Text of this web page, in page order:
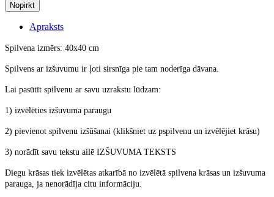
Nopirkt
Apraksts
Spilvena izmērs: 40x40 cm
Spilvens ar izšuvumu ir ļoti sirsnīga pie tam noderīga dāvana.
Lai pasūtīt spilvenu ar savu uzrakstu lūdzam:
1) izvēlēties izšuvuma paraugu
2) pievienot spilvenu izšūšanai (klikšniet uz pspilvenu un izvēlējiet krāsu)
3) norādīt savu tekstu ailē IZŠUVUMA TEKSTS
Diegu krāsas tiek izvēlētas atkarībā no izvēlētā spilvena krāsas un izšuvuma
parauga, ja nenorādīja citu informāciju.